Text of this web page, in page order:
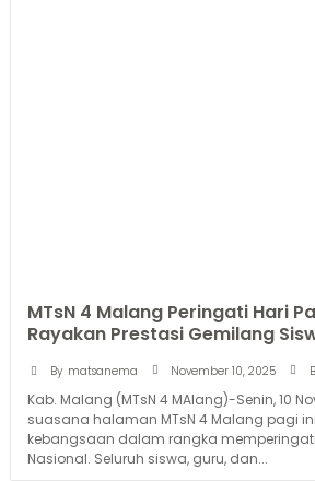
MTsN 4 Malang Peringati Hari
Rayakan Prestasi Gemilang
By matsanema November 10, 2025
Kab. Malang (MTsN 4 MAlang)-Senin, 10
suasana halaman MTsN 4 Malang pagi
kebangsaan dalam rangka
Nasional. Seluruh siswa, guru, dan...